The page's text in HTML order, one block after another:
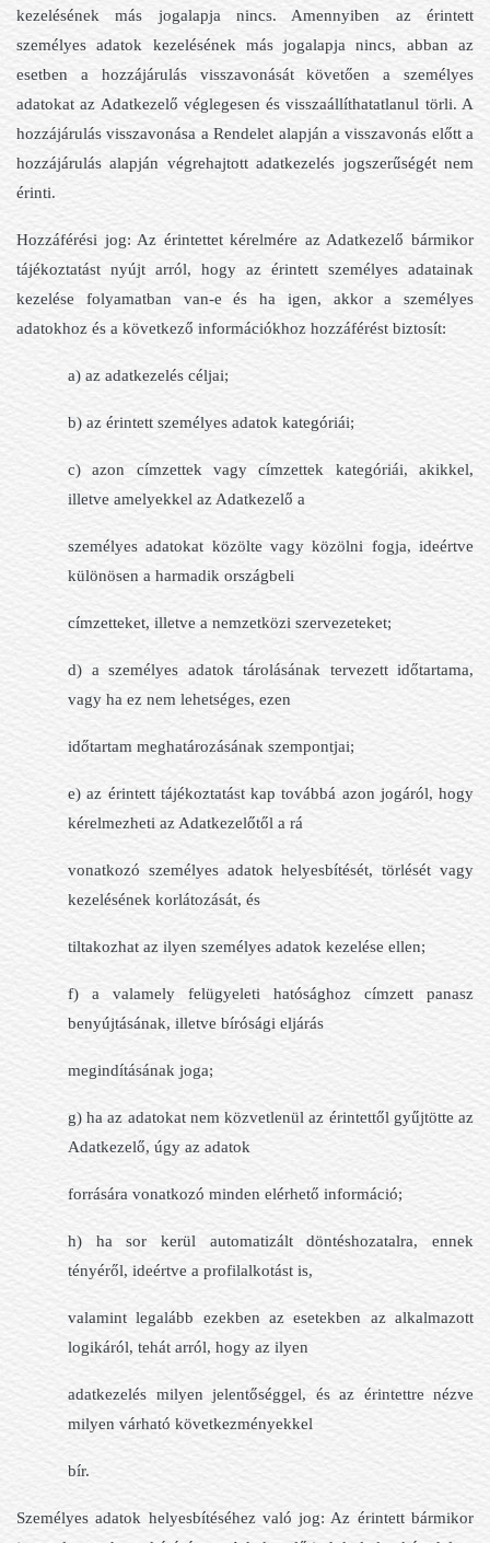
kezelésének más jogalapja nincs. Amennyiben az érintett
személyes adatok kezelésének más jogalapja nincs, abban az
esetben a hozzájárulás visszavonását követően a személyes
adatokat az Adatkezelő véglegesen és visszaállíthatatlanul törli. A
hozzájárulás visszavonása a Rendelet alapján a visszavonás előtt a
hozzájárulás alapján végrehajtott adatkezelés jogszerűségét nem
érinti.
Hozzáférési jog: Az érintettet kérelmére az Adatkezelő bármikor
tájékoztatást nyújt arról, hogy az érintett személyes adatainak
kezelése folyamatban van-e és ha igen, akkor a személyes
adatokhoz és a következő információkhoz hozzáférést biztosít:
a) az adatkezelés céljai;
b) az érintett személyes adatok kategóriái;
c) azon címzettek vagy címzettek kategóriái, akikkel,
illetve amelyekkel az Adatkezelő a
személyes adatokat közölte vagy közölni fogja, ideértve
különösen a harmadik országbeli
címzetteket, illetve a nemzetközi szervezeteket;
d) a személyes adatok tárolásának tervezett időtartama,
vagy ha ez nem lehetséges, ezen
időtartam meghatározásának szempontjai;
e) az érintett tájékoztatást kap továbbá azon jogáról, hogy
kérelmezheti az Adatkezelőtől a rá
vonatkozó személyes adatok helyesbítését, törlését vagy
kezelésének korlátozását, és
tiltakozhat az ilyen személyes adatok kezelése ellen;
f) a valamely felügyeleti hatósághoz címzett panasz
benyújtásának, illetve bírósági eljárás
megindításának joga;
g) ha az adatokat nem közvetlenül az érintettől gyűjtötte az
Adatkezelő, úgy az adatok
forrására vonatkozó minden elérhető információ;
h) ha sor kerül automatizált döntéshozatalra, ennek
tényéről, ideértve a profilalkotást is,
valamint legalább ezekben az esetekben az alkalmazott
logikáról, tehát arról, hogy az ilyen
adatkezelés milyen jelentőséggel, és az érintettre nézve
milyen várható következményekkel
bír.
Személyes adatok helyesbítéséhez való jog: Az érintett bármikor